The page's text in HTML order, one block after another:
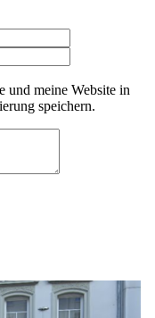
und meine Website in
speichern.